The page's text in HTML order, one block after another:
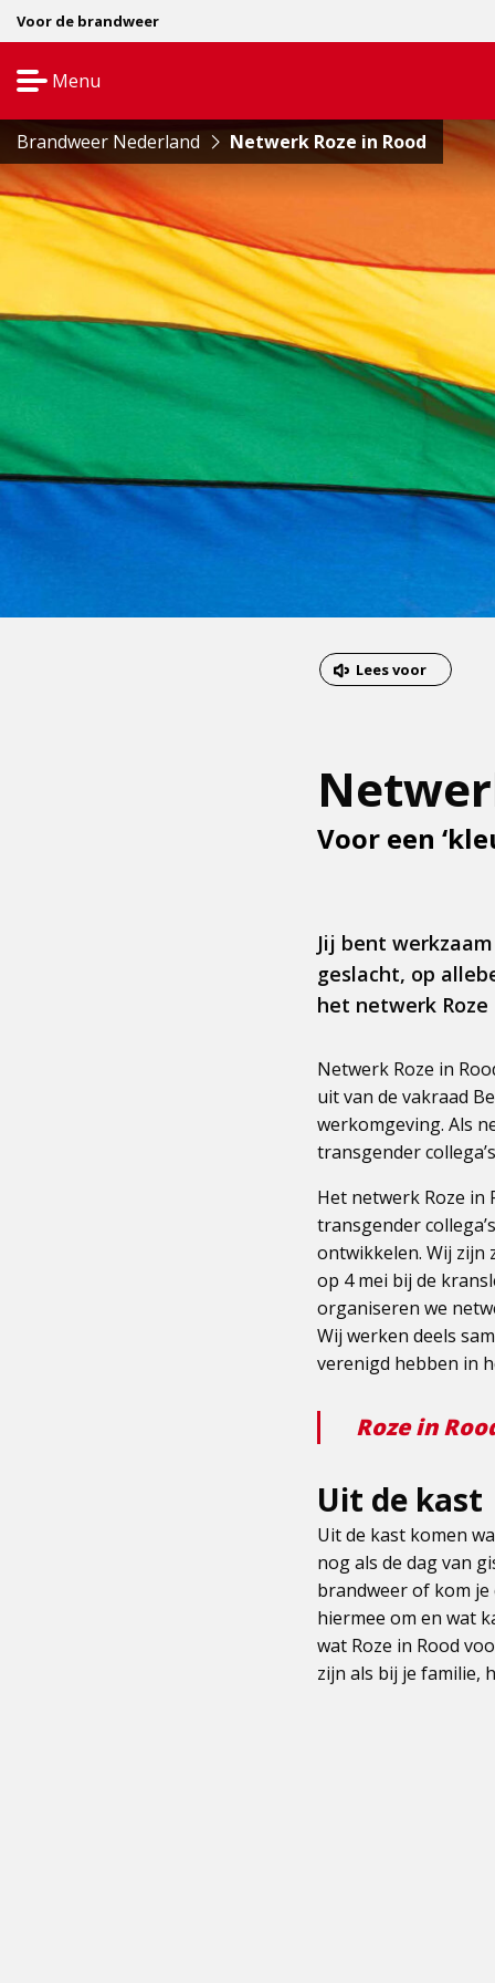
Voor de brandweer
Menu
navigatie
Brandweer Nederland Netwerk Roze in Rood
Dit
pagina
Lees voor
Voor een
Jij bent
geslacht, op
het netwerk
Netwerk Roze in
uit van de vakraad
werkomgeving. Als
transgender
Het netwerk Roze in
transgender
ontwikkelen. Wij zijn
op 4 mei bij de
organiseren we
Wij werken deels
verenigd hebben in
Roze in
Uit de kast
Uit de kast komen
nog als de dag van
brandweer of kom
hiermee om en wat
wat Roze in Rood
zijn als bij je familie,